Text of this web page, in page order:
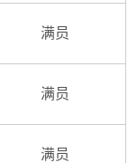
满员
满员
满员